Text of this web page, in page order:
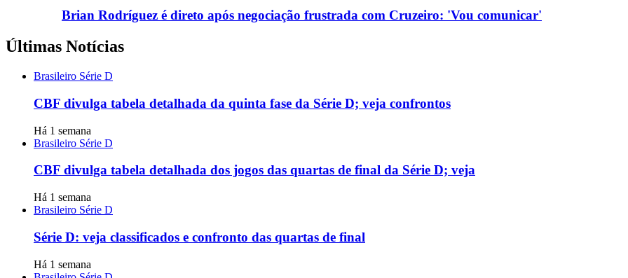
Brian Rodríguez é direto após negociação frustrada com Cruzeiro: 'Vou comunicar'
Últimas Notícias
Brasileiro Série D
CBF divulga tabela detalhada da quinta fase da Série D; veja confrontos
Há 1 semana
Brasileiro Série D
CBF divulga tabela detalhada dos jogos das quartas de final da Série D; veja
Há 1 semana
Brasileiro Série D
Série D: veja classificados e confronto das quartas de final
Há 1 semana